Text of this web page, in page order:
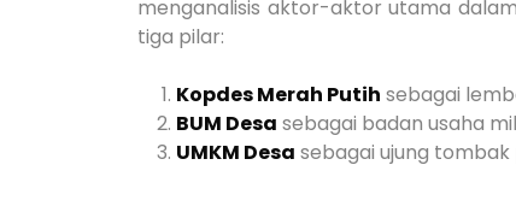
menganalisis aktor-aktor utama
tiga pilar:
Kopdes Merah Putih sebagai
BUM Desa sebagai badan usaha
UMKM Desa sebagai ujung